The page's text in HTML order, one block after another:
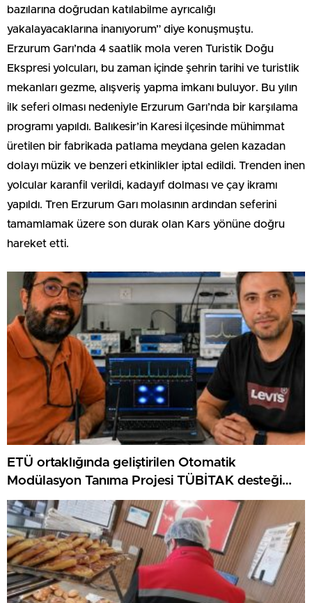
bazılarına doğrudan katılabilme ayrıcalığı
yakalayacaklarına inanıyorum” diye konuşmuştu.
Erzurum Garı’nda 4 saatlik mola veren Turistik Doğu
Ekspresi yolcuları, bu zaman içinde şehrin tarihi ve turistlik
mekanları gezme, alışveriş yapma imkanı buluyor. Bu yılın
ilk seferi olması nedeniyle Erzurum Garı’nda bir karşılama
programı yapıldı. Balıkesir’in Karesi ilçesinde mühimmat
üretilen bir fabrikada patlama meydana gelen kazadan
dolayı müzik ve benzeri etkinlikler iptal edildi. Trenden inen
yolcular karanfil verildi, kadayıf dolması ve çay ikramı
yapıldı. Tren Erzurum Garı molasının ardından seferini
tamamlamak üzere son durak olan Kars yönüne doğru
hareket etti.
ETÜ ortaklığında geliştirilen Otomatik
Modülasyon Tanıma Projesi TÜBİTAK desteği
aldı..